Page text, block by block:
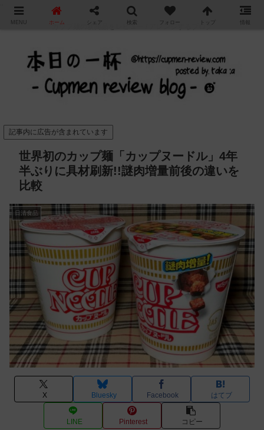
カップ麺の新商品をレビュー / アレンジするブログ
記事内に広告が含まれています
世界初のカップ麺「カップヌードル」4年
半ぶりに具材刷新!!謎肉増量前後の違いを
比較
日清食品
X Bluesky Facebook はてブ
LINE Pinterest コピー
MENU ホーム シェア 検索 フォロー トップ 情報